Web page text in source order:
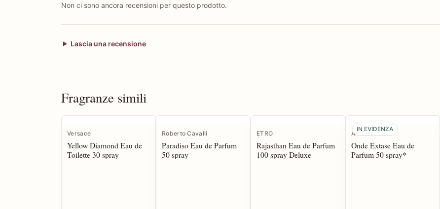
Non ci sono ancora recensioni per questo prodotto.
Lascia una recensione
Fragranze simili
Versace
Yellow Diamond Eau de
Toilette 30 spray
Roberto Cavalli
Paradiso Eau de Parfum
50 spray
ETRO
Rajasthan Eau de Parfum
100 spray Deluxe
IN EVIDENZA
Armani
Onde Extase Eau de
Parfum 50 spray*